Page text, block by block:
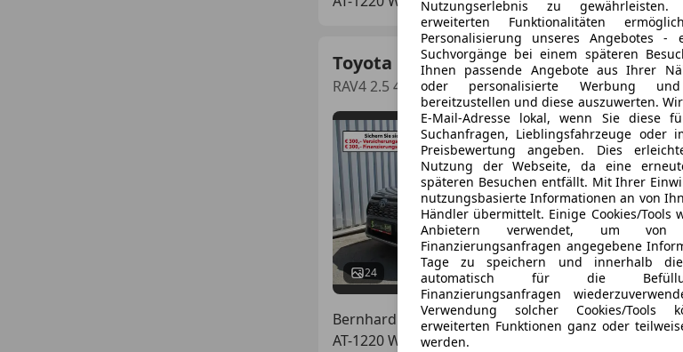
Toyota RAV 4
RAV4 2.5 4x4 Active ACC+LED+Navi+SHZ+Winterp.+LM
24
€ 29 990
11/2020
Bernhard Kandl Autohandel GmbH
AT-1220 Wien
Nutzungserlebnis zu
erweiterten Funktionalitäten
Personalisierung unseres Angebotes
Suchvorgänge bei einem späteren
Ihnen passende Angebote aus Ihrer
oder personalisierte Werbung und
bereitzustellen und diese auszuwerten.
E-Mail-Adresse lokal, wenn Sie diese
Suchanfragen, Lieblingsfahrzeuge oder
Preisbewertung angeben. Dies
Nutzung der Webseite, da eine
späteren Besuchen entfällt. Mit Ihrer
nutzungsbasierte Informationen an von
Händler übermittelt. Einige Cookies/Tools
Anbietern verwendet, um
Finanzierungsanfragen angegebene
Tage zu speichern und innerhalb
automatisch für die
Finanzierungsanfragen
Verwendung solcher Cookies/Tools
erweiterten Funktionen ganz oder
werden.